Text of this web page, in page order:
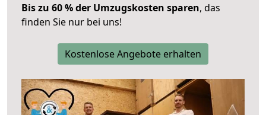
Bis zu 60 % der Umzugskosten sparen, das
finden Sie nur bei uns!
Kostenlose Angebote erhalten